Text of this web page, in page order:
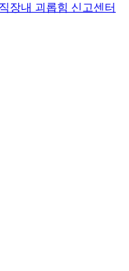
장내 괴롭힘 신고센터